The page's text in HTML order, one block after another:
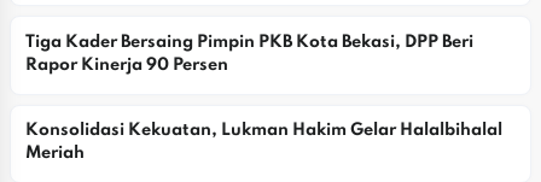
Tiga Kader Bersaing Pimpin PKB Kota Bekasi, DPP Beri
Rapor Kinerja 90 Persen
Konsolidasi Kekuatan, Lukman Hakim Gelar Halalbihalal
Meriah